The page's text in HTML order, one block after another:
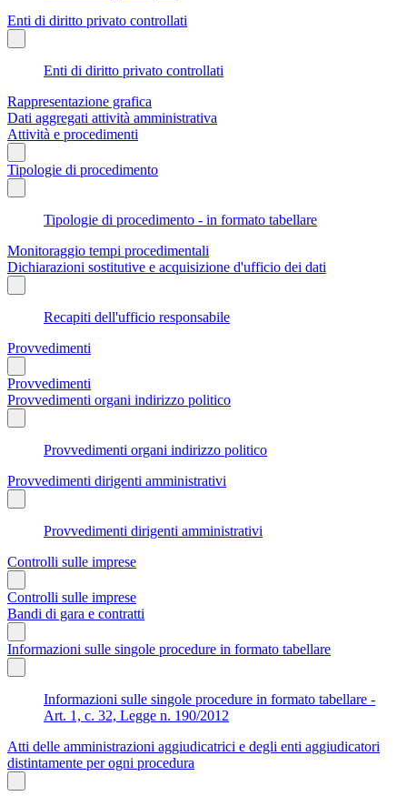
Enti di diritto privato controllati
Enti di diritto privato controllati
Rappresentazione grafica
Dati aggregati attività amministrativa
Attività e procedimenti
Tipologie di procedimento
Tipologie di procedimento - in formato tabellare
Monitoraggio tempi procedimentali
Dichiarazioni sostitutive e acquisizione d'ufficio dei dati
Recapiti dell'ufficio responsabile
Provvedimenti
Provvedimenti
Provvedimenti organi indirizzo politico
Provvedimenti organi indirizzo politico
Provvedimenti dirigenti amministrativi
Provvedimenti dirigenti amministrativi
Controlli sulle imprese
Controlli sulle imprese
Bandi di gara e contratti
Informazioni sulle singole procedure in formato tabellare
Informazioni sulle singole procedure in formato tabellare -
Art. 1, c. 32, Legge n. 190/2012
Atti delle amministrazioni aggiudicatrici e degli enti aggiudicatori
distintamente per ogni procedura